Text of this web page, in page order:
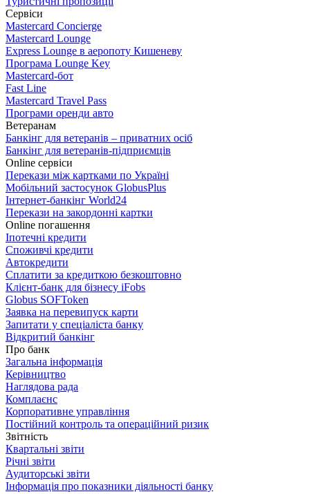
Сервіси
Mastercard Concierge
Masterсard Lounge
Express Lounge в аеропоту Кишеневу
Програма Lounge Key
Masterсard-бот
Fast Line
Mastercard Travel Pass
Програми оренди авто
Ветеранам
Банкінг для ветеранів – приватних осіб
Банкінг для ветеранів-підприємців
Online сервіси
Перекази між картками по Україні
Мобільний застосунок GlobusPlus
Інтернет-банкінг World24
Перекази на закордонні картки
Online погашення
Іпотечні кредити
Споживчі кредити
Автокредити
Сплатити за кредиткою безкоштовно
Клієнт-банк для бізнесу iFobs
Globus SOFToken
Заявка на перевипуск карти
Запитати у спеціаліста банку
Відкритий банкінг
Про банк
Загальна інформація
Керівництво
Наглядова рада
Комплаєнс
Корпоративне управління
Постійний контроль та операційний ризик
Звітність
Квартальні звіти
Річні звіти
Аудиторські звіти
Інформація про показники діяльності банку